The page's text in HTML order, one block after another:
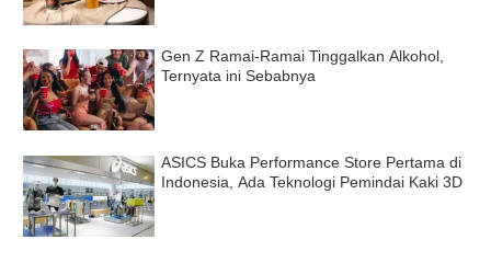
Gen Z Ramai-Ramai Tinggalkan Alkohol,
Ternyata ini Sebabnya
ASICS Buka Performance Store Pertama di
Indonesia, Ada Teknologi Pemindai Kaki 3D